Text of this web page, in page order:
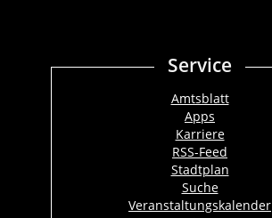
Service
Amtsblatt
Apps
Karriere
RSS-Feed
Stadtplan
Suche
Veranstaltungskalender